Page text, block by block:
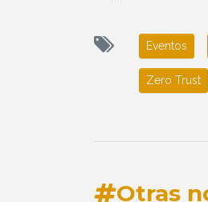
Eventos
Zero Trust
Otras